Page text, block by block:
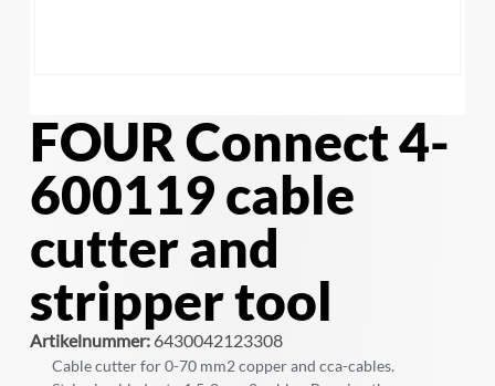
FOUR Connect 4-
600119 cable
cutter and
stripper tool
Artikelnummer:6430042123308
Cable cutter for 0-70 mm2 copper and cca-cables.